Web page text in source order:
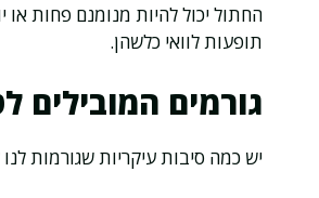
החתול יכול להיות מנומנם פחות
תופעות לוואי כלשהן.
גורמים המובילים
יש כמה סיבות עיקריות שגורמות